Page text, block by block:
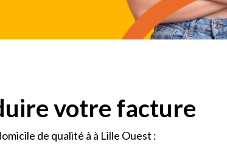
votre facture
de qualité à à Lille Ouest :